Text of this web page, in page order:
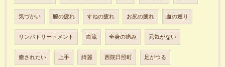
気づかい 腕の疲れ すねの疲れ お尻の疲れ 血の巡り
リンパトリートメント 血流 全身の痛み 元気がない
癒されたい 上手 綺麗 西院日照町 足がつる